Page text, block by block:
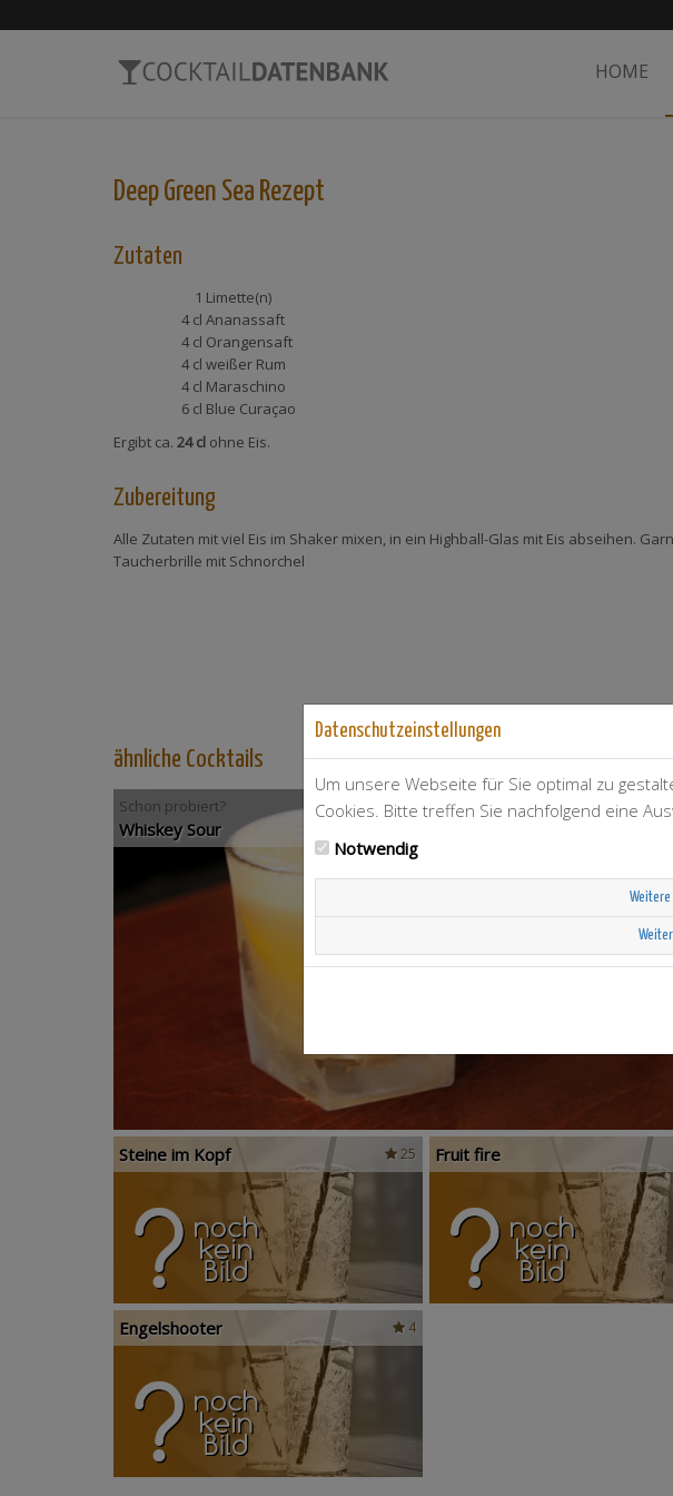
HOME
Deep Green Sea Rezept
Zutaten
1 Limette(n)
4 cl Ananassaft
4 cl Orangensaft
4 cl weißer Rum
4 cl Maraschino
6 cl Blue Curaçao
Ergibt ca. 24 cl ohne Eis.
Zubereitung
Alle Zutaten mit viel Eis im Shaker mixen, in ein Highball-Glas mit Eis abseihen.
Taucherbrille mit Schnorchel
ähnliche Cocktails
Schon probiert?
Whiskey Sour
25
Steine im Kopf Fruit fire
4
Engelshooter
Datenschutzeinstellungen
Um unsere Webseite für Sie optimal zu
Cookies. Bitte treffen Sie nachfolgend eine
Notwendig